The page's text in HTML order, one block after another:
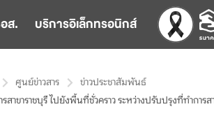
ส. บริการอิเล็กทรอนิกส์
ศูนย์ข่าวสาร
ข่าวประชาสัมพันธ์
รสาขาราชบุรี ไปยังพื้นที่ชั่วคราว ระหว่างปรับปรุงที่ทำการ